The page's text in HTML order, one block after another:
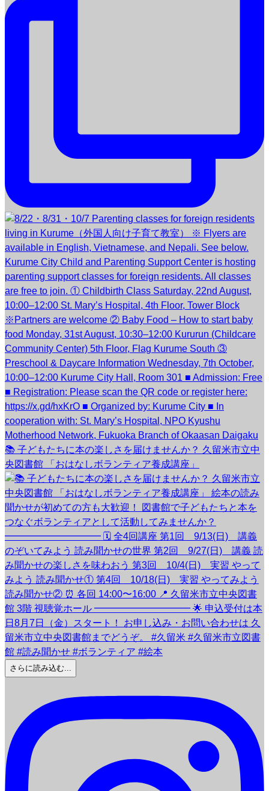
📚 子どもたちに本の楽しさを届けませんか？ 久留米市立中
央図書館 「おはなしボランティア養成講座」
さらに読み込む...